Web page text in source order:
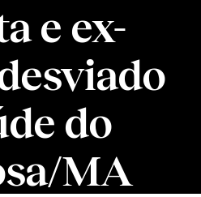
e ex-
do
MA